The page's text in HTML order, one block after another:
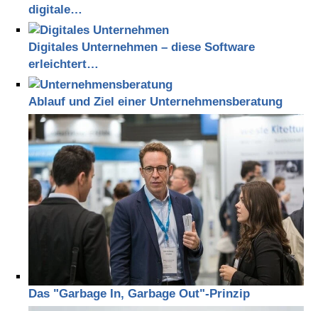
digitale…
Digitales Unternehmen – diese Software
erleichtert…
Ablauf und Ziel einer Unternehmensberatung
Das "Garbage In, Garbage Out"-Prinzip